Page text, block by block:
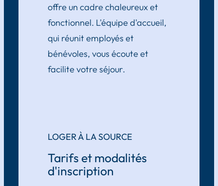
offre un cadre chaleureux et
fonctionnel. L'équipe d'accueil,
qui réunit employés et
bénévoles, vous écoute et
facilite votre séjour.
LOGER À LA SOURCE
Tarifs et modalités
d'inscription